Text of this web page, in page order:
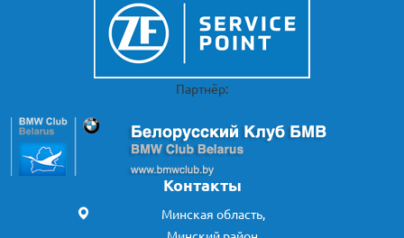
Партнёр:
Контакты
Минская область,